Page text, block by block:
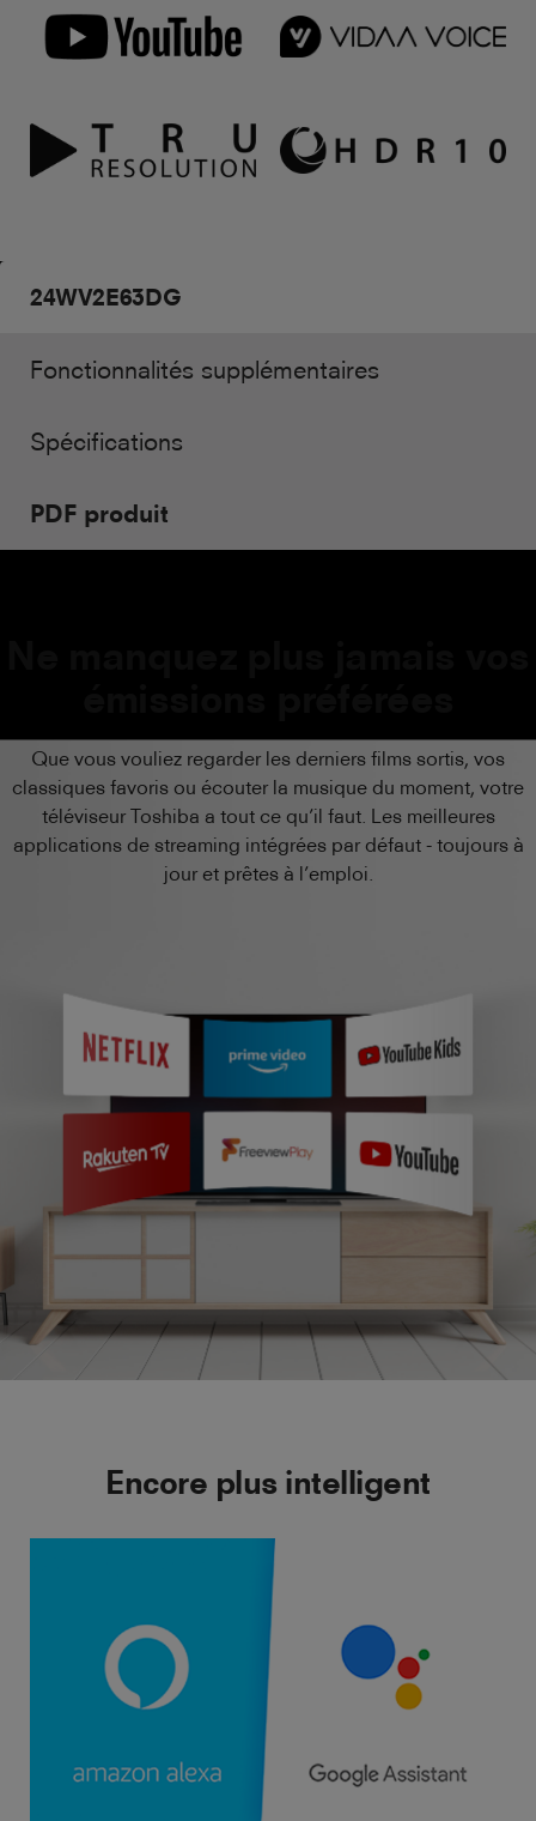
24WV2E63DG
Fonctionnalités supplémentaires
Spécifications
PDF produit
Que vous vouliez regarder les derniers films sortis, vos
classiques favoris ou écouter la musique du moment, votre
téléviseur Toshiba a tout ce qu’il faut. Les meilleures
applications de streaming intégrées par défaut - toujours à
jour et prêtes à l’emploi.
Encore plus intelligent